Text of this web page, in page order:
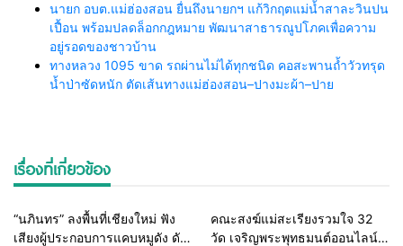
นายก อบต.แม่ฮ่องสอน ยื่นถึงนายกฯ แก้วิกฤตแม่น้ำสาละวินปน
เปื้อน พร้อมปลดล็อกกฎหมาย พัฒนาสาธารณูปโภคเพื่อความ
อยู่รอดของชาวบ้าน
ทางหลวง 1095 ขาด รถผ่านไม่ได้ทุกชนิด คอสะพานถ้ำวัวทรุด
น้ำป่าซัดหนัก ตัดเส้นทางแม่ฮ่องสอน–ปางมะผ้า–ปาย
เรื่องที่เกี่ยวข้อง
Home ธุรกิจ-บันเทิง
“นภินทร” ลงพื้นที่เชียงใหม่ ฟัง
เสียงผู้ประกอบการแคบหมูดัง ดัน
Home สายธรรมะ-พระเครื่อง
คณะสงฆ์แม่สะเรียงรวมใจ 32
วัด เจริญพระพุทธมนต์ออนไลน์